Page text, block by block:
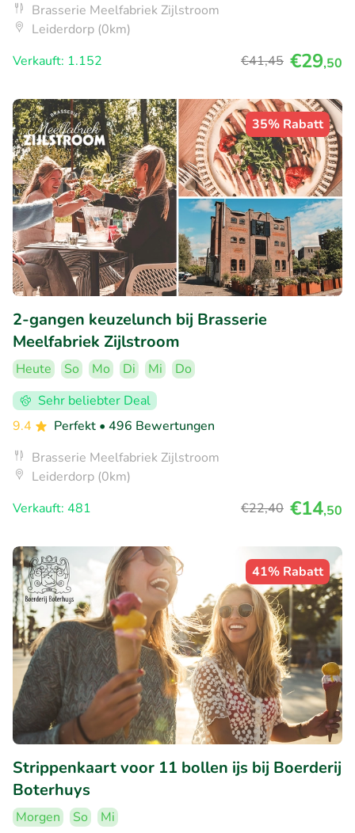
Brasserie Meelfabriek Zijlstroom
Leiderdorp (0km)
Verkauft: 1.152
€41,45 €29,50
35% Rabatt
2-gangen keuzelunch bij Brasserie
Meelfabriek Zijlstroom
Heute So Mo Di Mi
Do
Sehr beliebter Deal
9.4
Perfekt • 496 Bewertungen
Brasserie Meelfabriek Zijlstroom
Leiderdorp (0km)
Verkauft: 481
€22,40 €14,50
41% Rabatt
Strippenkaart voor 11 bollen ijs bij Boerderij
Boterhuys
Morgen So Mi